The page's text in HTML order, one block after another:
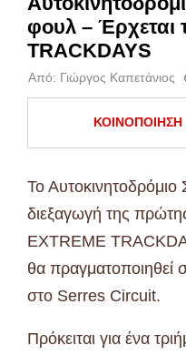
φουλ – Έρχεται
TRACKDAYS
Από: Γιώργος Καπετάνιος
ΚΟΙΝΟΠΟΊΗΣΗ
Το
διεξαγωγή της
EXTREME
θα πραγματοποιηθεί
στο Serres Circuit.
Πρόκειται για ένα